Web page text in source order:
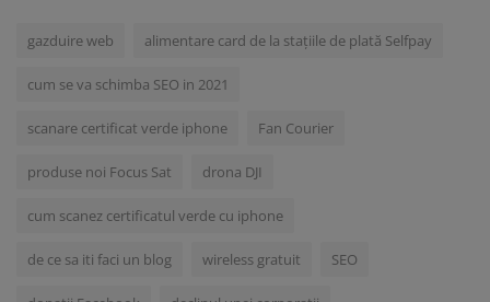
gazduire web alimentare card de la stațiile de plată Selfpay
cum se va schimba SEO in 2021
scanare certificat verde iphone Fan Courier
produse noi Focus Sat drona DJI
cum scanez certificatul verde cu iphone
de ce sa iti faci un blog wireless gratuit SEO